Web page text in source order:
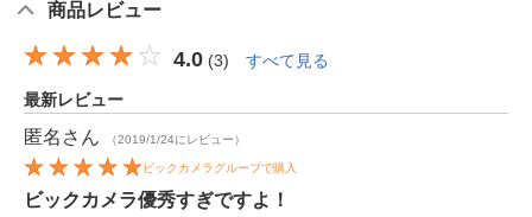
商品レビュー
4.0 (3) すべて見る
最新レビュー
匿名 さん （2019/1/24にレビュー）
ビックカメラグループで購入
ビックカメラ優秀すぎですよ！